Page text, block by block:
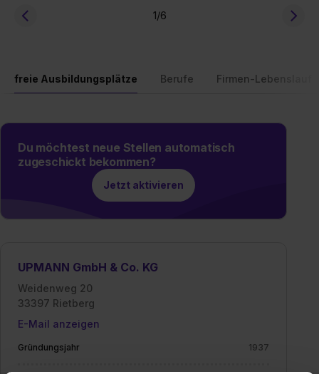
1/6
freie Ausbildungsplätze Berufe Firmen-Lebenslauf
Du möchtest neue Stellen automatisch
zugeschickt bekommen?
Jetzt aktivieren
UPMANN GmbH & Co. KG
Weidenweg 20
33397 Rietberg
E-Mail anzeigen
Gründungsjahr 1937